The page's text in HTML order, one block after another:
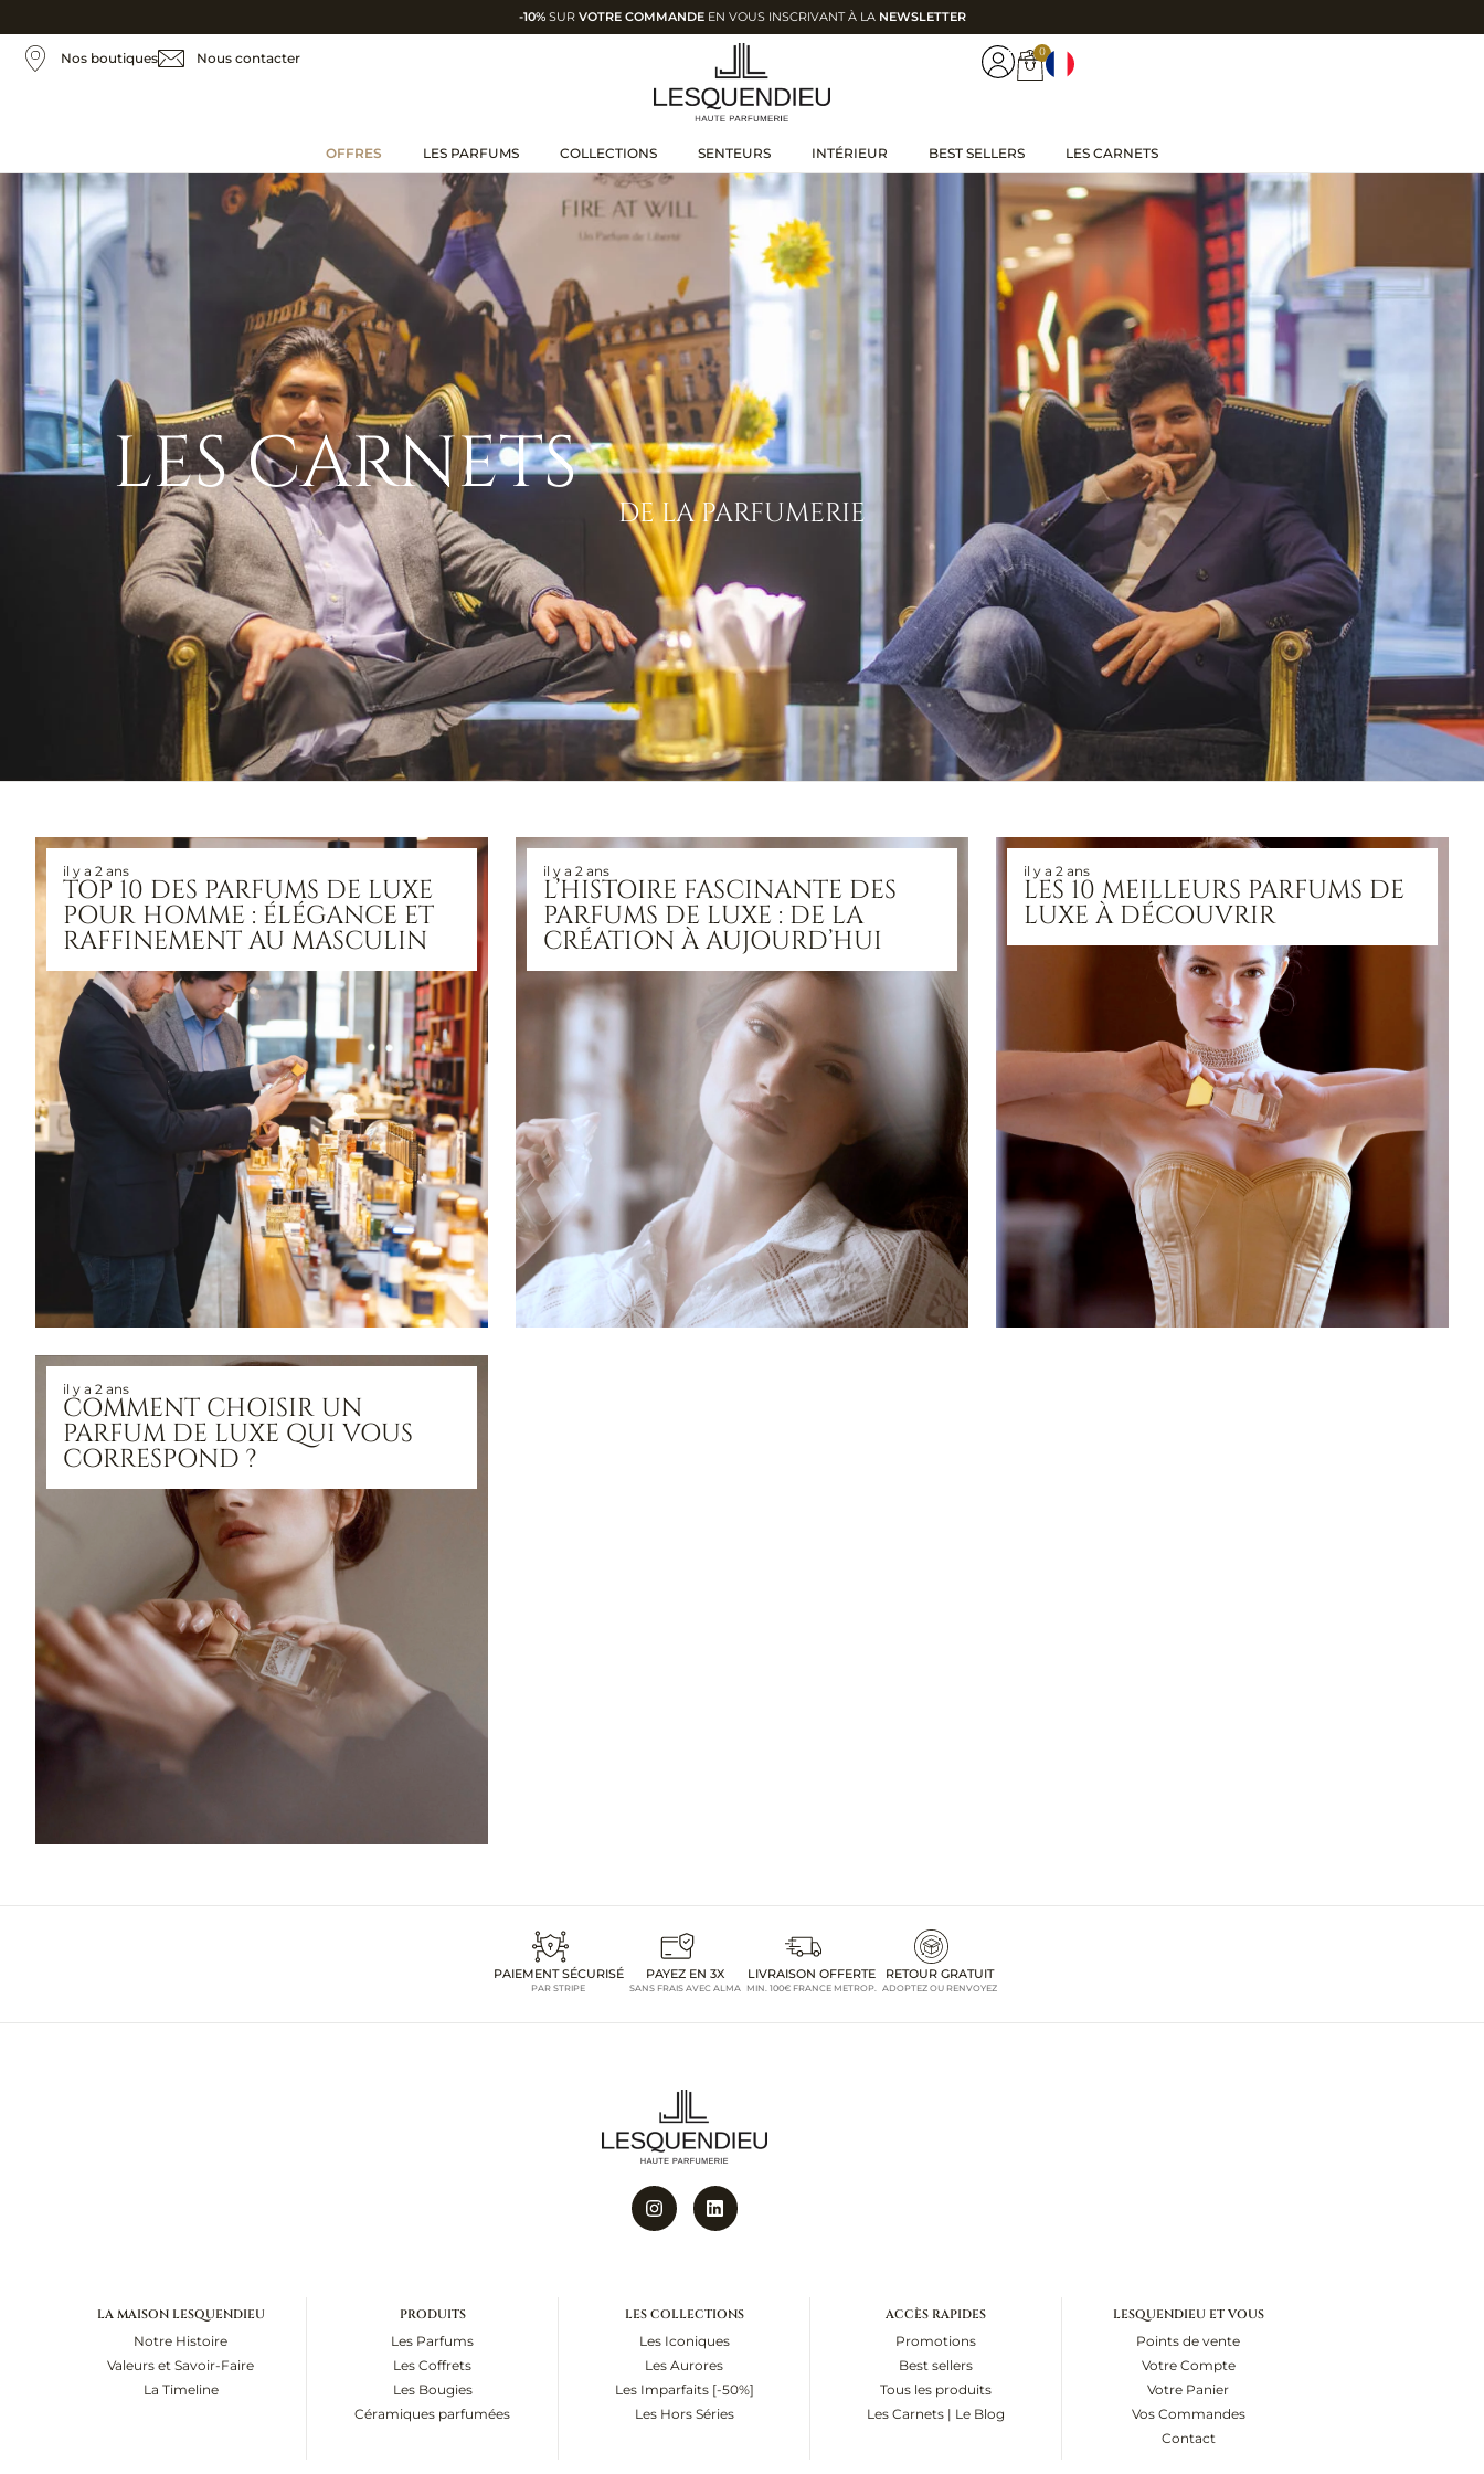
-10% SUR VOTRE COMMANDE EN VOUS INSCRIVANT À LA NEWSLETTER
Nos boutiques Nous contacter 0
OFFRES LES PARFUMS COLLECTIONS SENTEURS INTÉRIEUR BEST SELLERS LES CARNETS
LES CARNETS
DE LA PARFUMERIE
il y a 2 ans
TOP 10 DES PARFUMS DE LUXE
POUR HOMME : ÉLÉGANCE ET
RAFFINEMENT AU MASCULIN
il y a 2 ans
L’HISTOIRE FASCINANTE DES
PARFUMS DE LUXE : DE LA
CRÉATION À AUJOURD’HUI
il y a 2 ans
LES 10 MEILLEURS PARFUMS DE
LUXE À DÉCOUVRIR
il y a 2 ans
COMMENT CHOISIR UN
PARFUM DE LUXE QUI VOUS
CORRESPOND ?
PAIEMENT SÉCURISÉ
PAR STRIPE
PAYEZ EN 3X
SANS FRAIS AVEC ALMA
LIVRAISON OFFERTE
MIN. 100€ FRANCE METROP.
RETOUR GRATUIT
ADOPTEZ OU RENVOYEZ
LA MAISON LESQUENDIEU
Notre Histoire
Valeurs et Savoir-Faire
La Timeline
PRODUITS
Les Parfums
Les Coffrets
Les Bougies
Céramiques parfumées
LES COLLECTIONS
Les Iconiques
Les Aurores
Les Imparfaits [-50%]
Les Hors Séries
ACCÈS RAPIDES
Promotions
Best sellers
Tous les produits
Les Carnets | Le Blog
LESQUENDIEU ET VOUS
Points de vente
Votre Compte
Votre Panier
Vos Commandes
Contact